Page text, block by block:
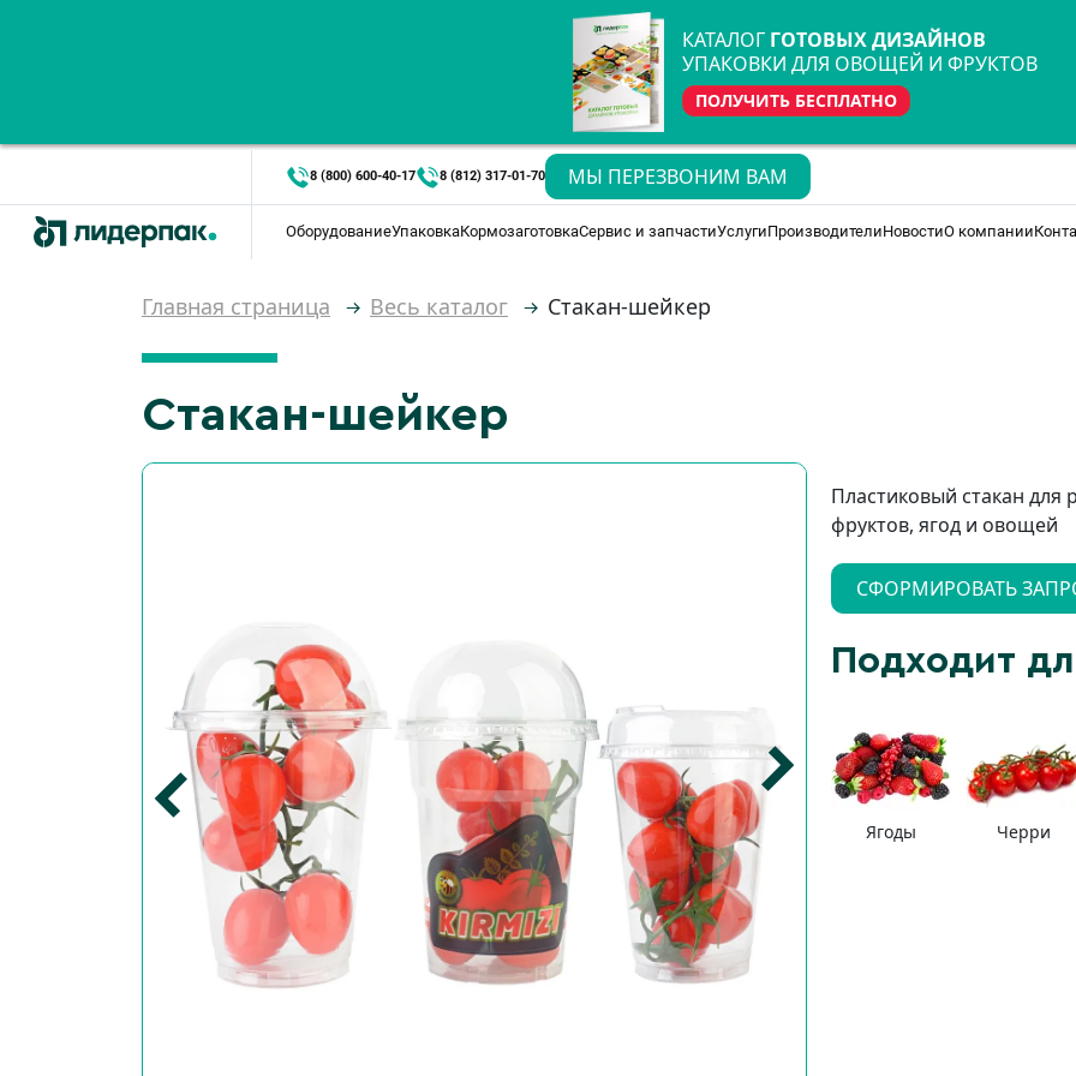
КАТАЛОГ ГОТОВЫХ ДИЗАЙНОВ
УПАКОВКИ ДЛЯ ОВОЩЕЙ И ФРУКТОВ
ПОЛУЧИТЬ БЕСПЛАТНО
8 (800) 600-40-17 8 (812) 317-01-70 МЫ ПЕРЕЗВОНИМ ВАМ
ОборудованиеУпаковкаКормозаготовкаСервис и запчастиУслугиПроизводителиНовостиО компании
Главная страница Весь каталог Стакан-шейкер
Стакан-шейкер
Пластиковый стакан для
фруктов, ягод и овощей
СФОРМИРОВАТЬ
Подходит
Ягоды Черри